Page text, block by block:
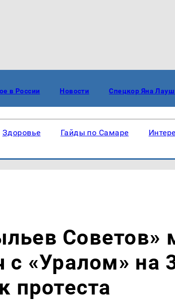
в России Новости Спецкор Яна
Здоровье Гайды по Самаре
Советов»
с «Уралом» на
протеста